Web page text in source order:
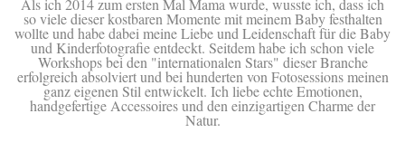
Als ich 2014 zum ersten Mal Mama wurde, wusste ich, dass ich
so viele dieser kostbaren Momente mit meinem Baby festhalten
wollte und habe dabei meine Liebe und Leidenschaft für die Baby
und Kinderfotografie entdeckt. Seitdem habe ich schon viele
Workshops bei den "internationalen Stars" dieser Branche
erfolgreich absolviert und bei hunderten von Fotosessions meinen
ganz eigenen Stil entwickelt. Ich liebe echte Emotionen,
handgefertige Accessoires und den einzigartigen Charme der
Natur.